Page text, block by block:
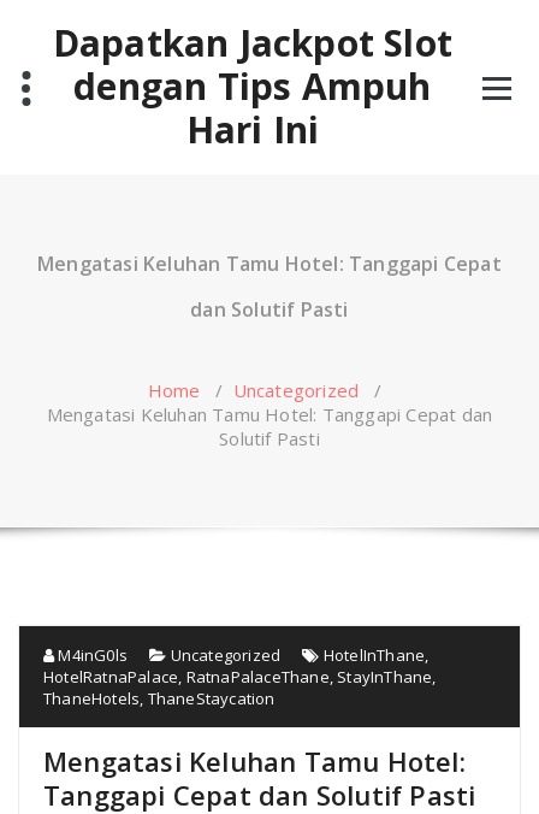
contentDapatkan Jackpot Slot
dengan Tips Ampuh
Hari Ini
Mengatasi Keluhan Tamu Hotel: Tanggapi Cepat
dan Solutif Pasti
Home / Uncategorized /
Mengatasi Keluhan Tamu Hotel: Tanggapi Cepat dan
Solutif Pasti
M4inG0ls Uncategorized HotelInThane
HotelRatnaPalace RatnaPalaceThane StayInThane
ThaneHotels ThaneStaycation
Mengatasi Keluhan Tamu Hotel:
Tanggapi Cepat dan Solutif Pasti